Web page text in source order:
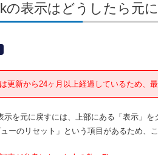
の表示はどうしたら元
更新から24ヶ月以上経過しているため、
示を元に戻すには、上部にある「表示」を
ーのリセット」という項目があるため、